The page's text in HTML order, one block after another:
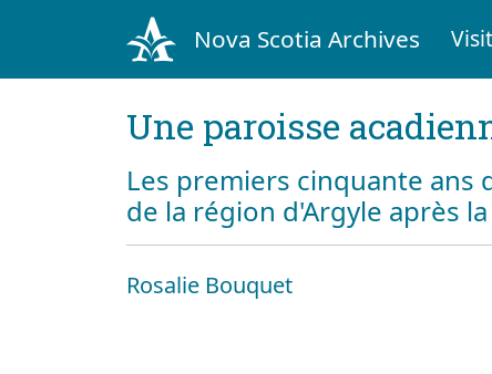
Nova Scotia Archives Visit
Une paroisse
Les premiers cinquante ans
de la région d'Argyle après
Rosalie Bouquet